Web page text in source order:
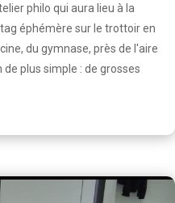
philo qui aura lieu à la
éphémère sur le trottoir en
du gymnase, près de l'aire
plus simple : de grosses